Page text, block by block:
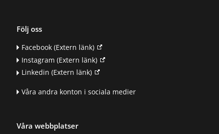
Följ oss
Facebook(Extern länk)
Instagram (Extern länk)
Linkedin (Extern länk)
Våra andra konton i sociala medier
Våra webbplatser